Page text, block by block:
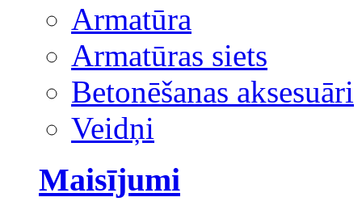
Armatūra
Armatūras siets
Betonēšanas aksesuāri
Veidņi
Maisījumi